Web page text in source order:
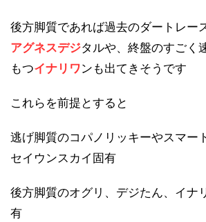
後方脚質であれば過去のダートレー
アグネスデジタルや、終盤のすごく
もつイナリワ ンも出てきそうです
これらを前提とすると
逃げ脚質のコパノリッキーやスマー
セイウンスカイ固有
後方脚質のオグリ、デジたん、イナ
有